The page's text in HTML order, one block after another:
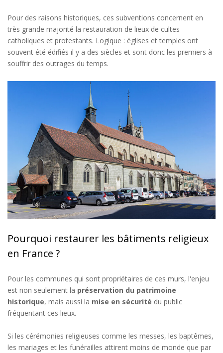
Pour des raisons historiques, ces subventions concernent en
très grande majorité la restauration de lieux de cultes
catholiques et protestants. Logique : églises et temples ont
souvent été édifiés il y a des siècles et sont donc les premiers à
souffrir des outrages du temps.
Pourquoi restaurer les bâtiments religieux
en France ?
Pour les communes qui sont propriétaires de ces murs, l'enjeu
est non seulement la préservation du patrimoine
historique, mais aussi la mise en sécurité du public
fréquentant ces lieux.
Si les cérémonies religieuses comme les messes, les baptêmes,
les mariages et les funérailles attirent moins de monde que par